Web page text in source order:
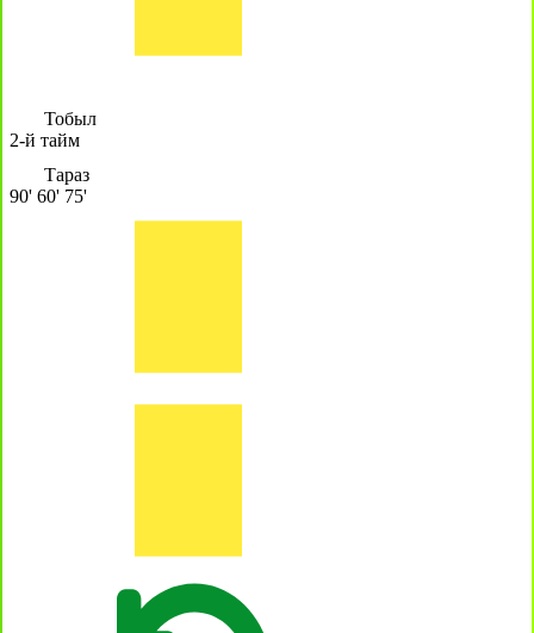
Тобыл
2-й тайм
Тараз
90' 60' 75'